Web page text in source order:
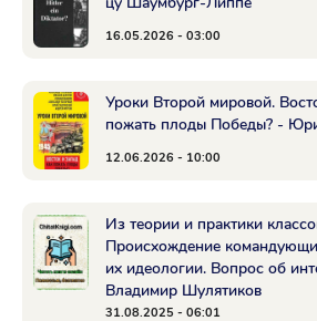
16.05.2026 - 03:00
Уроки Второй мировой.
пожать плоды Победы? -
12.06.2026 - 10:00
Из теории и практики
Происхождение
их идеологии. Вопрос об
Владимир Шулятиков
31.08.2025 - 06:01